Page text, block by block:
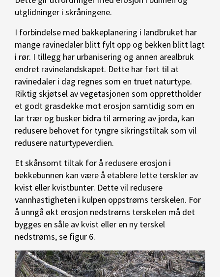
utglidninger i skråningene.
I forbindelse med bakkeplanering i landbruket har
mange ravinedaler blitt fylt opp og bekken blitt lagt
i rør. I tillegg har urbanisering og annen arealbruk
endret ravinelandskapet. Dette har ført til at
ravinedaler i dag regnes som en truet naturtype.
Riktig skjøtsel av vegetasjonen som opprettholder
et godt grasdekke mot erosjon samtidig som en
lar trær og busker bidra til armering av jorda, kan
redusere behovet for tyngre sikringstiltak som vil
redusere naturtypeverdien.
Et skånsomt tiltak for å redusere erosjon i
bekkebunnen kan være å etablere lette terskler av
kvist eller kvistbunter. Dette vil redusere
vannhastigheten i kulpen oppstrøms terskelen. For
å unngå økt erosjon nedstrøms terskelen må det
bygges en såle av kvist eller en ny terskel
nedstrøms, se figur 6.